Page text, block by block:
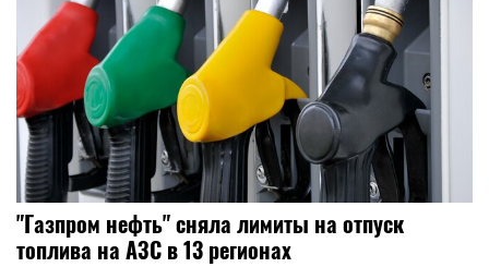
"Газпром нефть" сняла лимиты на отпуск
топлива на АЗС в 13 регионах